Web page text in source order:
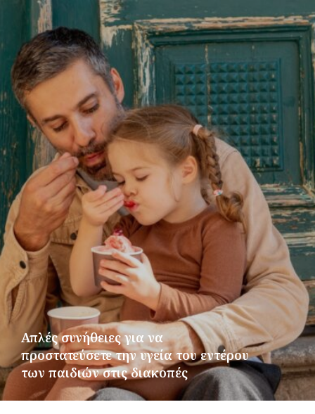
Απλές συνήθειες για να
προστατεύσετε την υγεία του εντέρου
των παιδιών στις διακοπές